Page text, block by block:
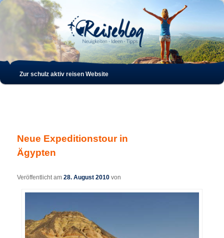
Hauptmenü
Zum
Zum
wechseln
Zur schulz aktiv reisen Website
Neue Expeditionstour in
Ägypten
Veröffentlicht am28. August 2010 von